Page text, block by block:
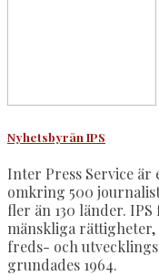
Nyhetsbyrån IPS
Inter Press Service
omkring 500
fler än 130 länder.
mänskliga
freds- och
grundades 1964.